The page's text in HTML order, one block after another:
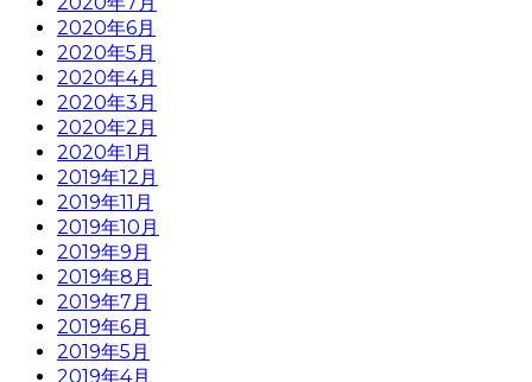
2020年6月
2020年5月
2020年4月
2020年3月
2020年2月
2020年1月
2019年12月
2019年11月
2019年10月
2019年9月
2019年8月
2019年7月
2019年6月
2019年5月
2019年4月